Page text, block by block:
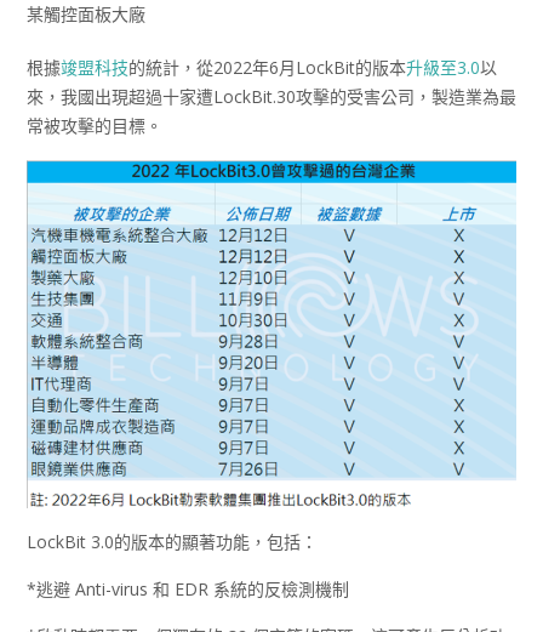
某觸控面板大廠
根據竣盟科技的統計，從2022年6月LockBit的版本升級至3.0以
來，我國出現超過十家遭LockBit.30攻擊的受害公司，製造業為最
常被攻擊的目標。
LockBit 3.0的版本的顯著功能，包括：
*逃避 Anti-virus 和 EDR 系統的反檢測機制